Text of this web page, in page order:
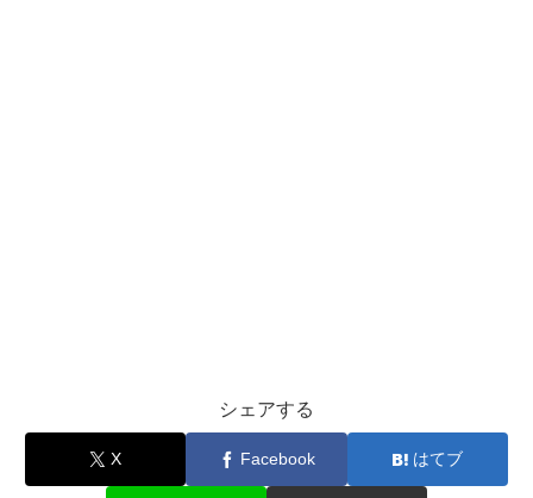
シェアする
X Facebook はてブ